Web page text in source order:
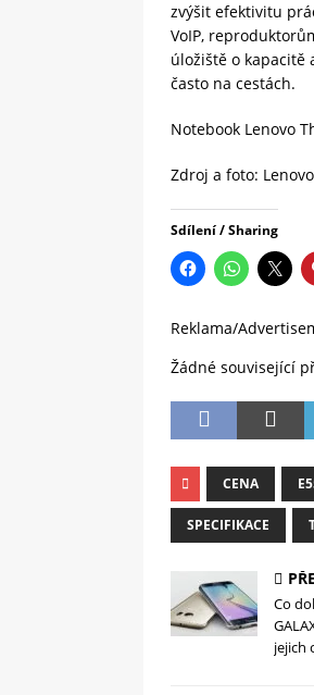
zvýšit efektivitu
VoIP,
úložiště o kapacitě
často na cestách.
Notebook Lenovo
Zdroj a foto: Lenovo
Sdílení / Sharing
Reklama/
Žádné související
CENA
SPECIFIKACE
Co
jejich